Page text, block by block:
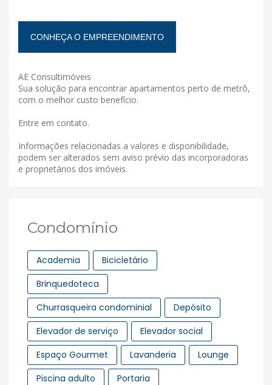
CONHEÇA O EMPREENDIMENTO
AE Consultimóveis
Sua solução para encontrar apartamentos perto de metrô,
com o melhor custo benefício.
Entre em contato.
Informações relacionadas a valores e disponibilidade,
podem ser alterados sem aviso prévio das incorporadoras
e proprietários dos imóveis.
Condomínio
Academia
Bicicletário
Brinquedoteca
Churrasqueira condominial
Depósito
Elevador de serviço
Elevador social
Espaço Gourmet
Lavanderia
Lounge
Piscina adulto
Portaria